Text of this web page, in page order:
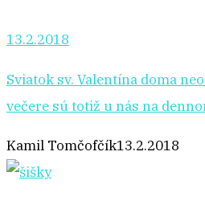
13.2.2018
Sviatok sv. Valentína doma
večere sú totiž u nás na
Kamil Tomčofčík13.2.2018